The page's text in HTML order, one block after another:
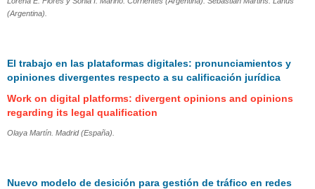
(Argentina).
El trabajo en las plataformas digitales: pronunciamientos y
opiniones divergentes respecto a su calificación jurídica
Work on digital platforms: divergent opinions and opinions
regarding its legal qualification
Olaya Martín. Madrid (España).
Nuevo modelo de desición para gestión de tráfico en redes